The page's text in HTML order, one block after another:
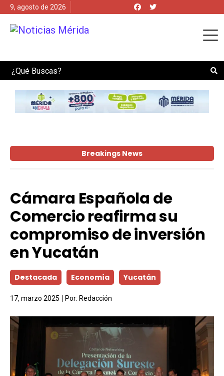
9, agosto de 2026
Search
Breakings News
Cámara Española de
Comercio reafirma su
compromiso de inversión
en Yucatán
Destacada Economía Yucatán
17, marzo 2025 Por: Redacción